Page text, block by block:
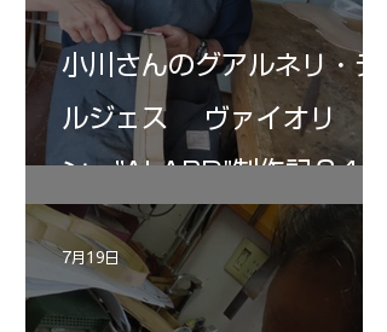
小川さんのグアルネリ・デ
ルジェス ヴァイオリ
ン ”ALARD"制作記３4
7月19日